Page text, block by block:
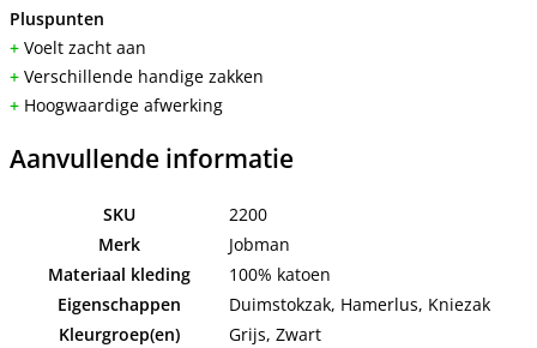
Pluspunten
+ Voelt zacht aan
+ Verschillende handige zakken
+ Hoogwaardige afwerking
Aanvullende informatie
SKU
2200
Merk
Jobman
Materiaal kleding
100% katoen
Eigenschappen
Duimstokzak, Hamerlus, Kniezak
Kleurgroep(en)
Grijs, Zwart